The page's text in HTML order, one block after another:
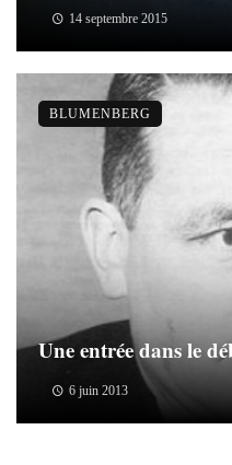
14 septembre 2015
Une entrée dans le
6 juin 2013
BLUMENBERG